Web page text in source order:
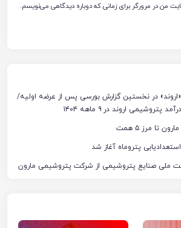
من در مرورگر برای زمانی که دوباره دیدگاهی می‌نویسم.
در نخستین گزارش بورسی پس از عرضه اولیه/
تا مرز ۵ همت
پتروماه آغاز شد
ملی صنایع پتروشیمی از شرکت پتروشیمی مارون